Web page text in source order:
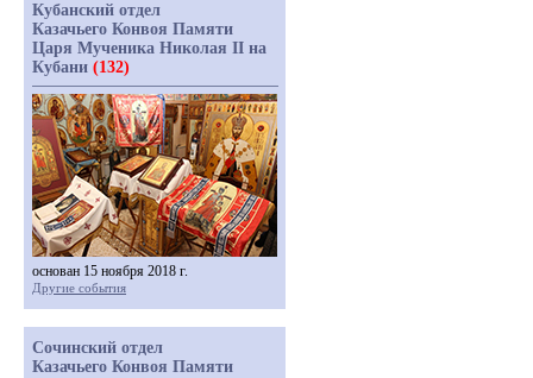
Кубанский отдел
Казачьего Конвоя Памяти
Царя Мученика Николая II на
Кубани (132)
основан 15 ноября 2018 г.
Другие события
Сочинский отдел
Казачьего Конвоя Памяти